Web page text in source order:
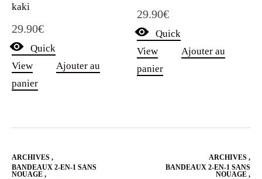
kaki
29.90€
Quick
View
Ajouter au
panier
29.90€
Quick
View
Ajouter au
panier
ARCHIVES ,
BANDEAUX 2-EN-1 SANS
NOUAGE ,
ARCHIVES ,
BANDEAUX 2-EN-1 SANS
NOUAGE ,